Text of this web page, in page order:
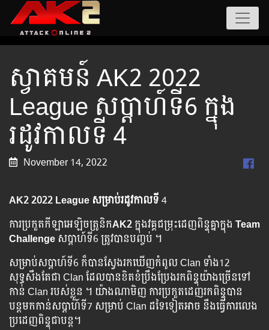
ស្វាគមន៍ AK2 2022
League សប្ដាហ៍ទី6 ក្នុង
រដូវកាលទី 4
November 14, 2022
AK2 2022 League សម្រាប់រដូវកាលទី4
ការប្រកួតកីឡាអេឡិចត្រូនិកAK2ក្នុងវគ្គជម្រុះដេញពិន្ទុគ្នាក្នុង Team
Challenge សប្ដាហ៍ទី6 ត្រូវបានបញ្ចប់ ។
សម្រាប់សប្ដាហ៍ទី6 ក៏បានស្វែងរកឃើញកំពូល Clan ទាំង12
សុទ្ធសឹងតែជា Clan ដែលបានខិតខំប្រឹងប្រែងរកពិន្ទុយ៉ាងច្រើនទៅ
កាន់ Clan របស់ខ្លួន ។ យ៉ាងណាមិញ ការប្រកួតដេញរកពិន្ទុបាន
បន្តមកកាន់សប្តាហ៍ទី7 សម្រាប់ Clan ដទៃទៀតអាច នឹងធ្វើការលេង
ប្រដេញពិន្ទុជាបន្ត។